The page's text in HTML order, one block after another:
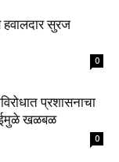
हवालदार सुरज
0
प्रशासनाचा
खळबळ
0